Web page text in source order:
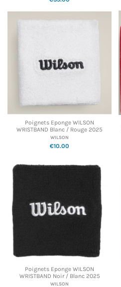
Poignets Eponge WILSON
WRISTBAND Blanc / Rouge 2025
WILSON
€10.00
Poignets Eponge WILSON
WRISTBAND Noir / Blanc 2025
WILSON